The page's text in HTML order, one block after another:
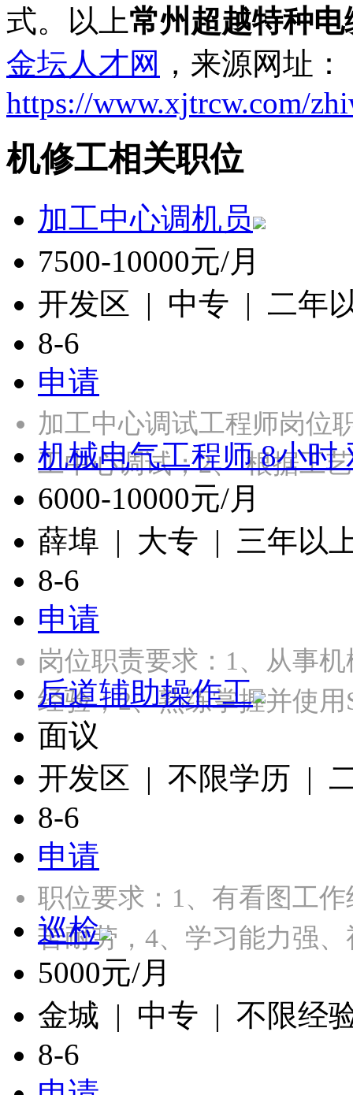
式。以上常州超越特种
金坛人才网 ，来源网址：
https://www.xjtrcw.com/
机修工相关职位
加工中心调机员
7500-10000元/月
开发区 | 中专 | 二年
8-6
申请
加工中心调试工程师岗位
工中心调试；2、 根据工
机械电气工程师 8小时
6000-10000元/月
薛埠 | 大专 | 三年以
8-6
申请
岗位职责要求：1、从事
经验；2、熟练掌握并使
后道辅助操作工
面议
开发区 | 不限学历 |
8-6
申请
职位要求：1、有看图工
苦耐劳，4、学习能力强
巡检
5000元/月
金城 | 中专 | 不限经
8-6